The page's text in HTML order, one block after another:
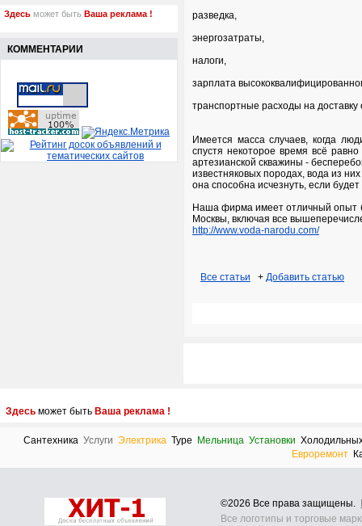
разведка,
энергозатраты,
налоги,
зарплата
транспортные расходы на
Имеется масса случаев, когда
спустя некоторое время всё
артезианской скважины -
известняковых породах, вода из
она способна исчезнуть, если
Наша фирма имеет отличный опыт
Москвы, включая все
http://www.voda-narodu.com/
Все статьи + Добавить статью
Здесь может быть Ваша реклама !
КОММЕНТАРИИ
Здесь может быть Ваша реклама !
Сантехника Услуги Электрика Type Мельница Установки
Евроремонт
©2026 Все права защищены.
Все логотипы и торговые